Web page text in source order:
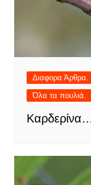
Διαφορα Άρθρα.
Όλα τα πουλιά.